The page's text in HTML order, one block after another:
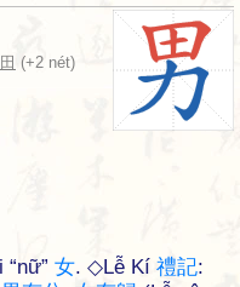
(+2 nét)
女. ◇Lễ Kí 禮記: